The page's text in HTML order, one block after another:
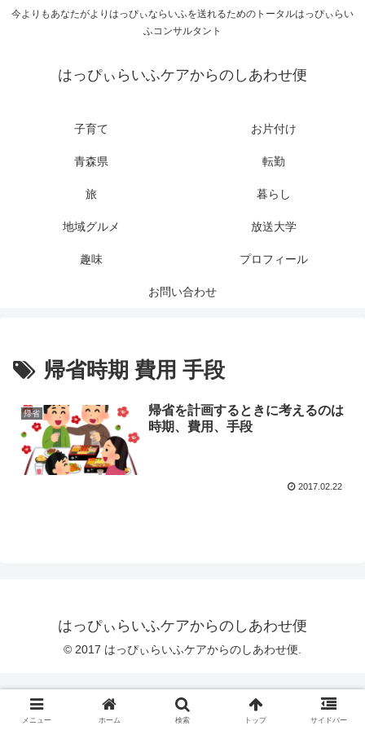
今よりもあなたがよりはっぴぃならいふを送れるためのトータルはっぴぃらい
ふコンサルタント
はっぴぃらいふケアからのしあわせ便
子育て お片付け
青森県 転勤
旅 暮らし
地域グルメ 放送大学
趣味 プロフィール
お問い合わせ
帰省時期 費用 手段
帰省
帰省を計画するときに考えるのは
時期、費用、手段
2017.02.22
はっぴぃらいふケアからのしあわせ便
© 2017 はっぴぃらいふケアからのしあわせ便.
メニュー ホーム 検索 トップ サイドバー